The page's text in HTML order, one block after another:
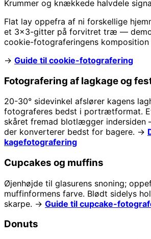
Krummer og knækkede halvdele
Flat lay oppefra af ni forskellige
et 3x3-gitter på forvitret træ —
cookie-fotograferingens komposition
→ Guide til cookie-fotografering
Fotografering af lagkage og
20-30° sidevinkel afslører kagens
fotograferes bedst i portrætformat.
skåret fremad blotlægger indersiden
der konverterer bedst for bagere. →
kagefotografering
Cupcakes og muffins
Øjenhøjde til glasurens snoning;
muffinformens farve. Blødt sidelys
skarpe. → Guide til cupcake-
Donuts